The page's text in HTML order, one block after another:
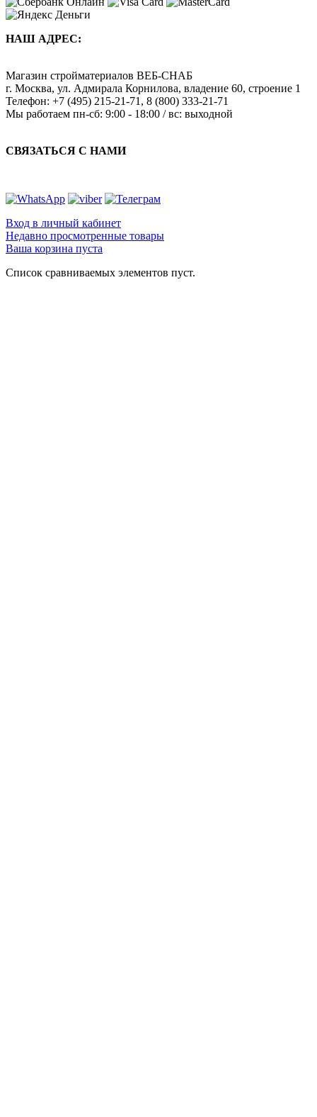
НАШ АДРЕС:
Магазин стройматериалов ВЕБ-СНАБ
г. Москва, ул. Адмирала Корнилова, владение 60, строение 1
Телефон: +7 (495) 215-21-71 , 8 (800) 333-21-71
Мы работаем пн-сб: 9:00 - 18:00 / вс: выходной
СВЯЗАТЬСЯ С НАМИ
Вход в личный кабинет
Недавно просмотренные товары
Ваша корзина пуста
Список сравниваемых элементов пуст.